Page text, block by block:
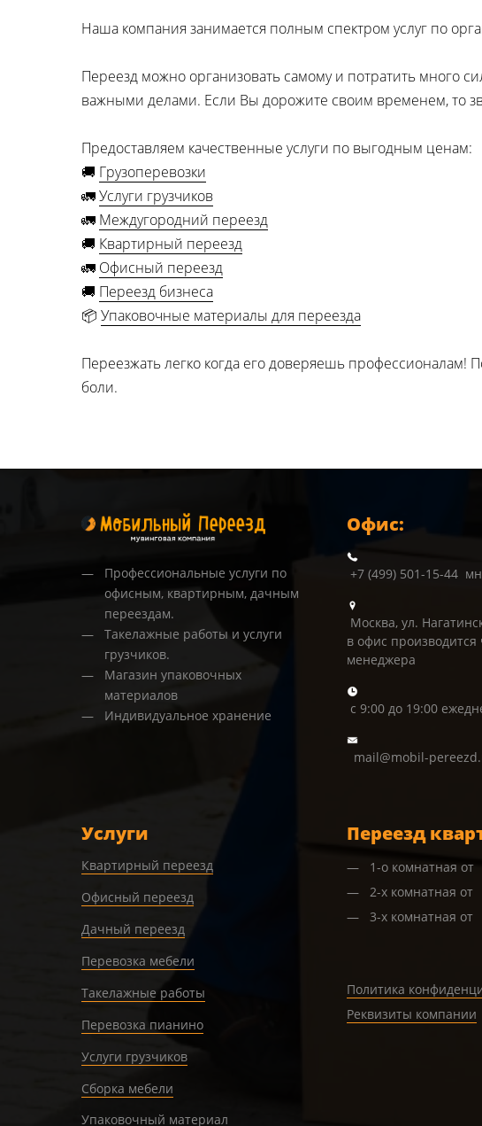
Наша компания занимается полным спектром услуг по
Переезд можно организовать самому и потратить много
важными делами. Если Вы дорожите своим временем, то
Предоставляем качественные услуги по выгодным ценам:
🚚 Грузоперевозки
🚛Услуги грузчиков
🚛 Междугородний переезд
🚚 Квартирный переезд
🚛 Офисный переезд
🚚 Переезд бизнеса
📦 Упаковочные материалы для переезда
Переезжать легко когда его доверяешь профессионалам!
боли.
Профессиональные услуги по
офисным, квартирным, дачным
переездам.
Такелажные работы и услуги
грузчиков.
Магазин упаковочных
материалов
Индивидуальное хранение
Офис:
+7 (499) 501-15-44
Москва, ул.
в офис производится
менеджера
с 9:00 до 19:00
mail@mobil-
Услуги
Квартирный переезд
Офисный переезд
Дачный переезд
Перевозка мебели
Такелажные работы
Перевозка пианино
Услуги грузчиков
Сборка мебели
Упаковочный материал
Переезд
1-о комнатная
2-х комнатная от
3-х комнатная от
Политика
Реквизиты компании